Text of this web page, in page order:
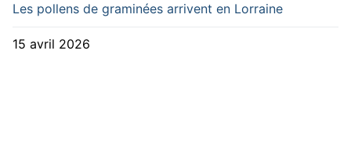
Les pollens de graminées arrivent en Lorraine
15 avril 2026